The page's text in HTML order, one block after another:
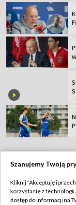
Szanujemy Twoją
Kliknij "Akceptuję i
korzystanie z technologii
dostęp do informacji na